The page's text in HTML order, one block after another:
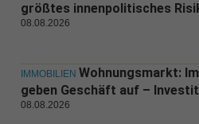
größtes innenpolitisches
08.08.2026
IMMOBILIEN Wohnungsmarkt:
geben Geschäft auf –
08.08.2026